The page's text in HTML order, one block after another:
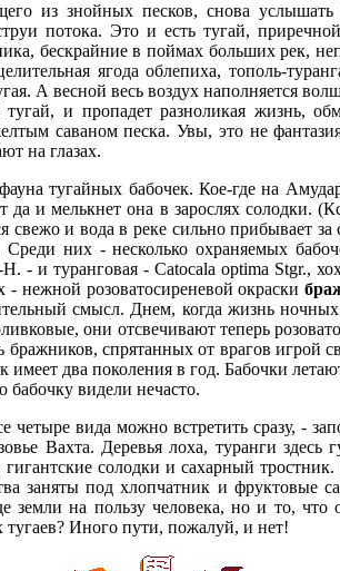
из знойных песков, снова
потока. Это и есть тугай,
бескрайние в поймах больших рек,
ягода облепиха, тополь-
А весной весь воздух наполняется
и пропадет разноликая жизнь,
саваном песка. Увы, это не
на глазах.
тугайных бабочек. Кое-где на
да и мелькнет она в зарослях солодки.
свежо и вода в реке сильно прибывает
Среди них - несколько охраняемых
и туранговая - Catocala optima Stgr.,
нежной розоватосиреневой окраски
смысл. Днем, когда жизнь
они отсвечивают теперь
спрятанных от врагов игрой
имеет два поколения в год. Бабочки
бабочку видели нечасто.
четыре вида можно встретить сразу, -
Вахта. Деревья лоха, туранги
солодки и сахарный
заняты под хлопчатник и фруктовые
земли на пользу человека, но и то, что
Иного пути, пожалуй, и нет!